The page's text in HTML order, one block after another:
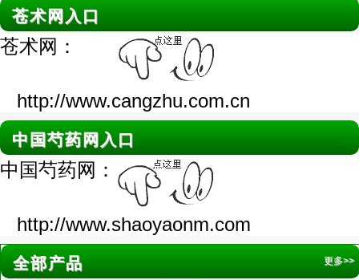
苍术网入口
苍术网：
http://www.cangzhu.com.cn
中国芍药网入口
中国芍药网：
http://www.shaoyaonm.com
全部产品 更多>>